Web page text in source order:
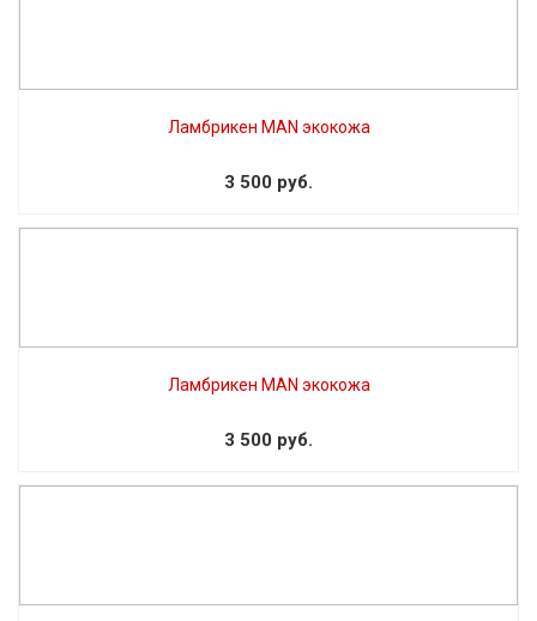
Ламбрикен MAN экокожа
3 500 руб.
Ламбрикен MAN экокожа
3 500 руб.